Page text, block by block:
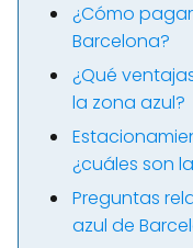
¿Cómo
Barcelona?
¿Qué
la zona azul?
¿cuáles son
Preguntas
azul de